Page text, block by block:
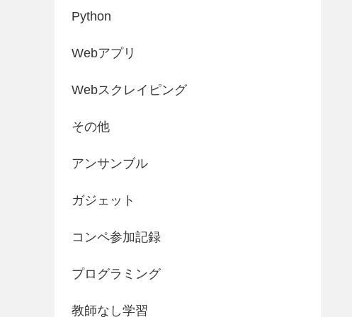
Python
Webアプリ
Webスクレイピング
その他
アンサンブル
ガジェット
コンペ参加記録
プログラミング
教師なし学習